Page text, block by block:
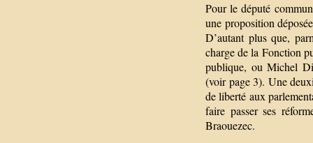
Pour le député
une proposition
D’autant plus que,
charge de la Fonction
publique, ou Michel
(voir page 3). Une
de liberté aux
faire passer ses
Braouezec.